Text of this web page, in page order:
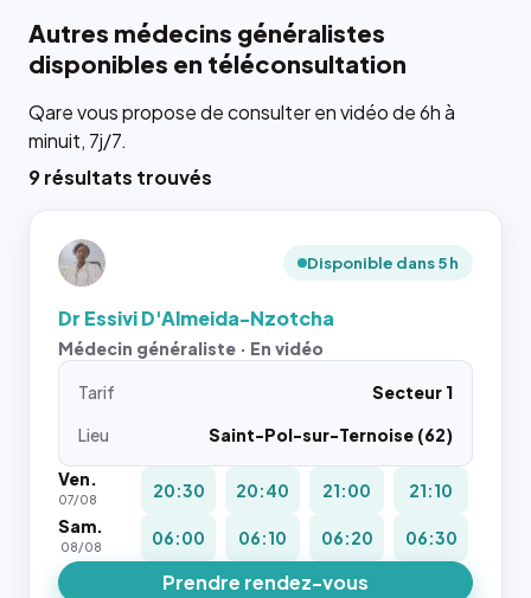
Autres médecins généralistes
disponibles en téléconsultation
Qare vous propose de consulter en vidéo de 6h à
minuit, 7j/7.
9 résultats trouvés
Disponible dans 5 h
Dr Essivi D'Almeida-Nzotcha
Médecin généraliste · En vidéo
Tarif
Secteur 1
Lieu
Saint-Pol-sur-Ternoise (62)
Ven.
07/08 20:30 20:40 21:00
21:10
Sam.
08/08 06:00 06:10 06:20 06:30
Prendre rendez-vous